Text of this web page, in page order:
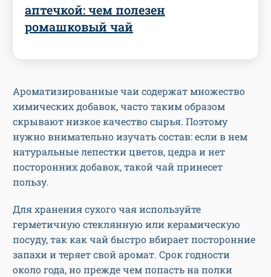
аптечкой: чем полезен
ромашковый чай
Ароматизированные чаи содержат множество
химических добавок, часто таким образом
скрывают низкое качество сырья. Поэтому
нужно внимательно изучать состав: если в нем
натуральные лепестки цветов, цедра и нет
посторонних добавок, такой чай принесет
пользу.
Для хранения сухого чая используйте
герметичную стеклянную или керамическую
посуду, так как чай быстро вбирает посторонние
запахи и теряет свой аромат. Срок годности
около года, но прежде чем попасть на полки